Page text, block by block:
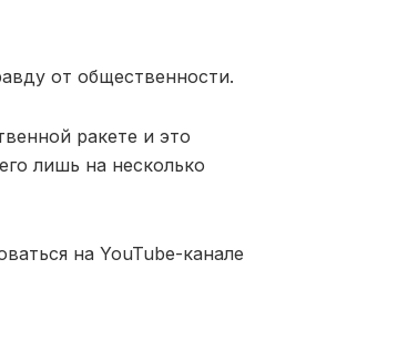
от общественности.
ракете и это
лишь на несколько
на YouTube-канале